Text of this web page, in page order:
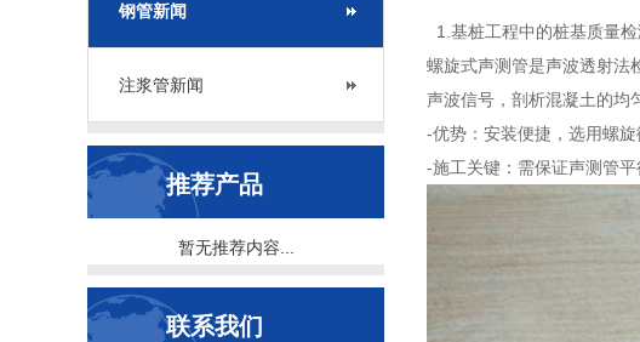
钢管新闻
注浆管新闻
推荐产品
暂无推荐内容...
联系我们
1.基桩工程中的桩基质量
螺旋式声测管是声波透射法
声波信号，剖析混凝土的均
-优势：安装便捷，选用螺
-施工关键：需保证声测管